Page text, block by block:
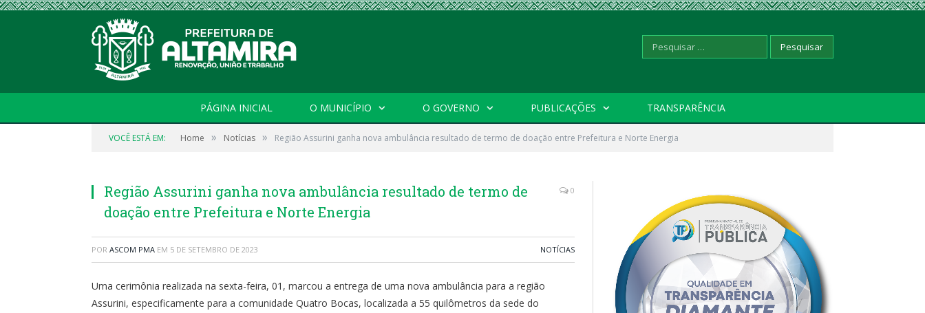
Pesquisar
por:
PÁGINA INICIAL O MUNICÍPIO O GOVERNO PUBLICAÇÕES TRANSPARÊNCIA
VOCÊ ESTÁ EM: Home » Notícias » Região Assurini ganha nova ambulância resultado de termo de doação entre Prefeitura e Norte Energia
Região Assurini ganha nova ambulância resultado de termo de
doação entre Prefeitura e Norte Energia
0
POR ASCOM PMA EM 5 DE SETEMBRO DE 2023 NOTÍCIAS
Uma cerimônia realizada na sexta-feira, 01, marcou a entrega de uma nova ambulância para a região
Assurini, especificamente para a comunidade Quatro Bocas, localizada a 55 quilômetros da sede do